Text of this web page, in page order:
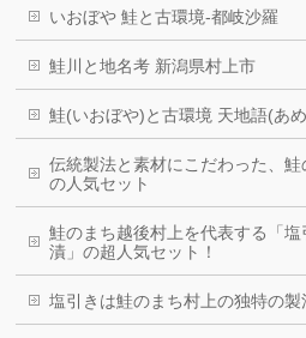
いおぼや 鮭と古環境-都岐沙羅
鮭川と地名考 新潟県村上市
鮭(いおぼや)と古環境 天地語(あ
伝統製法と素材にこだわった、
の人気セット
鮭のまち越後村上を代表する「
漬」の超人気セット！
塩引きは鮭のまち村上の独特の